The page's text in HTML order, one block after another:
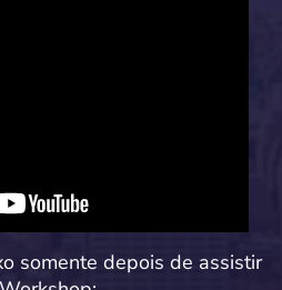
somente depois de assistir